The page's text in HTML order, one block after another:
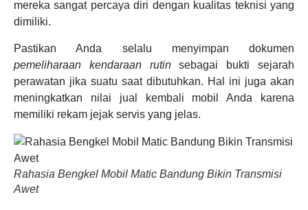
mereka sangat percaya diri dengan kualitas teknisi yang
dimiliki.
Pastikan Anda selalu menyimpan dokumen
pemeliharaan kendaraan rutinsebagai bukti sejarah
perawatan jika suatu saat dibutuhkan. Hal ini juga akan
meningkatkan nilai jual kembali mobil Anda karena
memiliki rekam jejak servis yang jelas.
Rahasia Bengkel Mobil Matic Bandung Bikin Transmisi
Awet